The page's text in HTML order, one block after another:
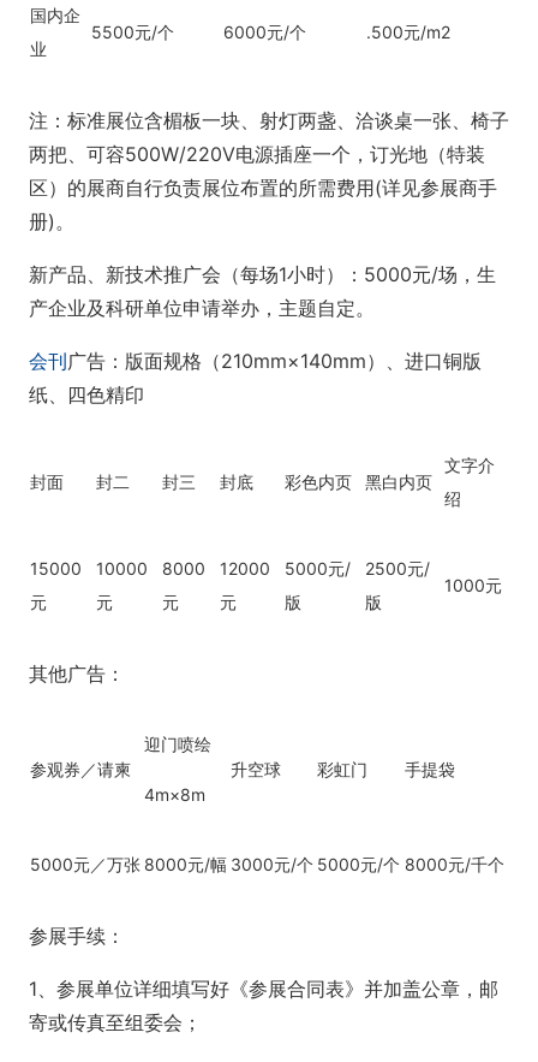
国内企
业
5500元/个 6000元/个 .500元/m2
注：标准展位含楣板一块、射灯两盏、洽谈桌一张、椅子
两把、可容500W/220V电源插座一个，订光地（特装
区）的展商自行负责展位布置的所需费用(详见参展商手
册)。
新产品、新技术推广会（每场1小时）：5000元/场，生
产企业及科研单位申请举办，主题自定。
会刊广告：版面规格（210mm×140mm）、进口铜版
纸、四色精印
封面 封二 封三 封底 彩色内页 黑白内页
文字介
绍
15000
元
10000
元
8000
元
12000
元
5000元/
版
2500元/
版
1000元
其他广告：
参观券／请柬
迎门喷绘
4m×8m
升空球 彩虹门 手提袋
5000元／万张 8000元/幅 3000元/个 5000元/个 8000元/千个
参展手续：
1、参展单位详细填写好《参展合同表》并加盖公章，邮
寄或传真至组委会；